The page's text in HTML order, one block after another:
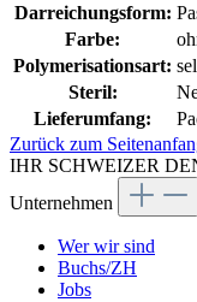
Darreichungsform:
Farbe:
Polymerisationsart:
Steril:
Lieferumfang:
Zurück zum
IHR SCHWEIZER
Unternehmen
Wer wir sind
Buchs/ZH
Jobs